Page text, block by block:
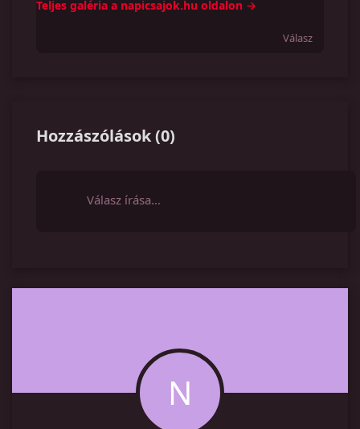
Teljes galéria a napicsajok.hu oldalon →
Válasz
Hozzászólások(0)
Válasz írása…
N